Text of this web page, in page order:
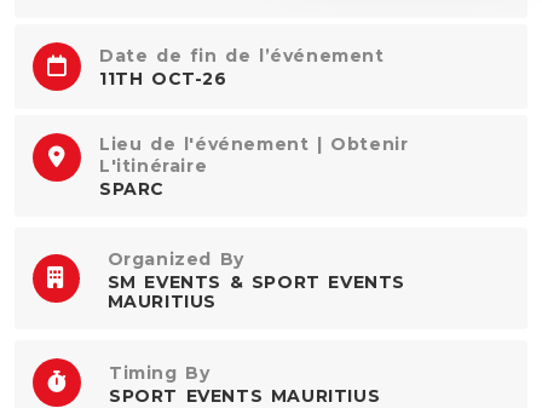
Date de fin de l’événement
11TH OCT-26
Lieu de l'événement | Obtenir
L'itinéraire
SPARC
Organized By
SM EVENTS & SPORT EVENTS
MAURITIUS
Timing By
SPORT EVENTS MAURITIUS